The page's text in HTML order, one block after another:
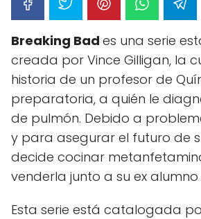
Breaking Bad es una serie
creada por Vince Gilligan, la
historia de un profesor de
preparatoria, a quién le
de pulmón. Debido a
y para asegurar el futuro de
decide cocinar
venderla junto a su ex alumno
Esta serie está catalogada